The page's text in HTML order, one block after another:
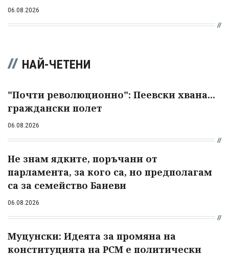
06.08.2026
НАЙ-ЧЕТЕНИ
"Почти революционно": Пеевски хвана...
граждански полет
06.08.2026
Не знам ядките, поръчани от
парламента, за кого са, но предполагам
са за семейство Баневи
06.08.2026
Муцунски: Идеята за промяна на
конституцията на РСМ е политически